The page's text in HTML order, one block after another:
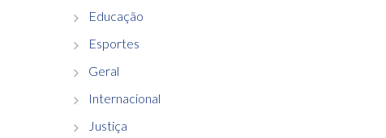
Educação
Esportes
Geral
Internacional
Justiça